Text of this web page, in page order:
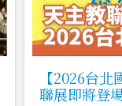
【2026台
聯展即將登